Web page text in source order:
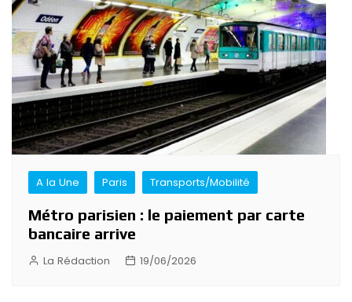
A la Une Paris Transports/Mobilité
Métro parisien : le paiement par carte
bancaire arrive
La Rédaction 19/06/2026